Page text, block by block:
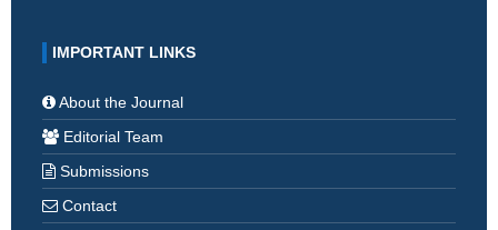
IMPORTANT LINKS
About the Journal
Editorial Team
Submissions
Contact